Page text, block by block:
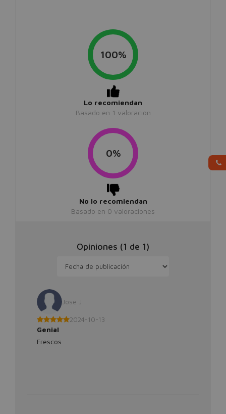
100%
Lo recomiendan
Basado en 1 valoración
0%
No lo recomiendan
Basado en 0 valoraciones
Opiniones (1 de 1)
Jose J
2024-10-13
Genial
Frescos